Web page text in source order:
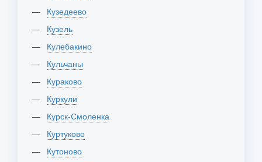
Кузедеево
Кузель
Кулебакино
Кульчаны
Кураково
Куркули
Курск-Смоленка
Куртуково
Кутоново